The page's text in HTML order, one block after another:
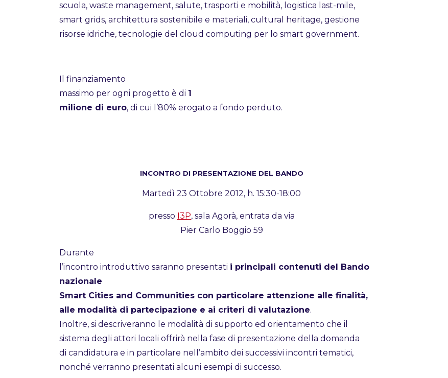
scuola, waste management, salute, trasporti e mobilità, logistica last-mile,
smart grids, architettura sostenibile e materiali, cultural heritage, gestione
risorse idriche, tecnologie del cloud computing per lo smart government.
Il finanziamento
massimo per ogni progetto è di 1
milione di euro, di cui l’80% erogato a fondo perduto.
INCONTRO DI PRESENTAZIONE DEL BANDO
Martedì 23 Ottobre 2012, h. 15:30-18:00
presso I3P, sala Agorà, entrata da via
Pier Carlo Boggio 59
Durante
l’incontro introduttivo saranno presentati i principali contenuti del Bando
nazionale
Smart Cities and Communities con particolare attenzione alle finalità,
alle modalità di partecipazione e ai criteri di valutazione.
Inoltre, si descriveranno le modalità di supporto ed orientamento che il
sistema degli attori locali offrirà nella fase di presentazione della domanda
di candidatura e in particolare nell’ambito dei successivi incontri tematici,
nonché verranno presentati alcuni esempi di successo.